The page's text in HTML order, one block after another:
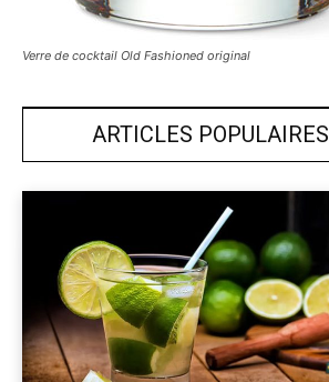
Verre de cocktail Old Fashioned original
ARTICLES POPULAIRES